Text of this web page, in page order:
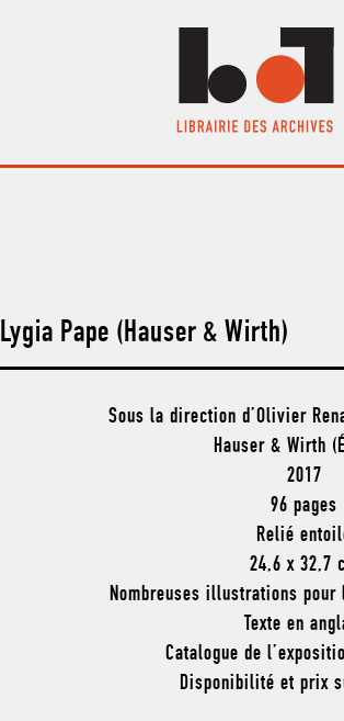
Lygia Pape (Hauser & Wirth)
Sous la direction d’Olivier
Hauser & Wirth
2017
96 pages
Relié
24,6 x 32,7
Nombreuses illustrations
Texte en
Catalogue de
Disponibilité et prix